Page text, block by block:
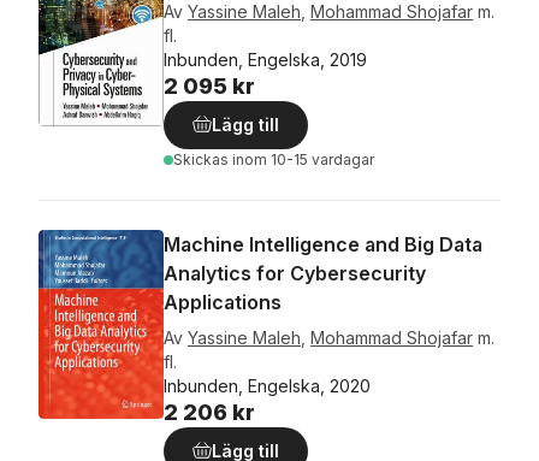
Av Yassine Maleh Mohammad Shojafar m.
fl.
Inbunden, Engelska, 2019
2 095 kr
Lägg till
Skickas inom 10-15 vardagar
Machine Intelligence and Big Data
Analytics for Cybersecurity
Applications
Av Yassine Maleh Mohammad Shojafar m.
fl.
Inbunden, Engelska, 2020
2 206 kr
Lägg till